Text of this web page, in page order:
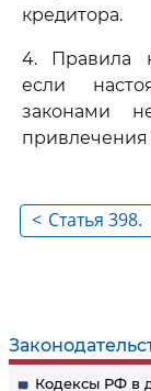
Кодексы РФ в
кредитора.
4. Правила
если
законами
привлечения
< Статья 398.